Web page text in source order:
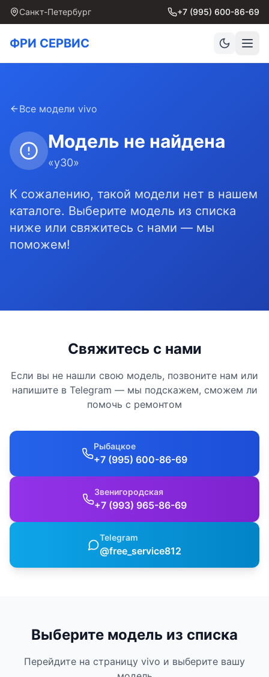
Санкт-Петербург +7 (995) 600-86-69
ФРИ СЕРВИС
Все модели vivo
Модель не найдена
«y30»
К сожалению, такой модели нет в нашем
каталоге. Выберите модель из списка
ниже или свяжитесь с нами — мы
поможем!
Свяжитесь с нами
Если вы не нашли свою модель, позвоните нам или
напишите в Telegram — мы подскажем, сможем ли
помочь с ремонтом
Рыбацкое
+7 (995) 600-86-69
Звенигородская
+7 (993) 965-86-69
Telegram
@free_service812
Выберите модель из списка
Перейдите на страницу vivo и выберите вашу